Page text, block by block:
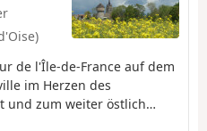
de l'Île-de-France auf dem
im Herzen des
und zum weiter östlich